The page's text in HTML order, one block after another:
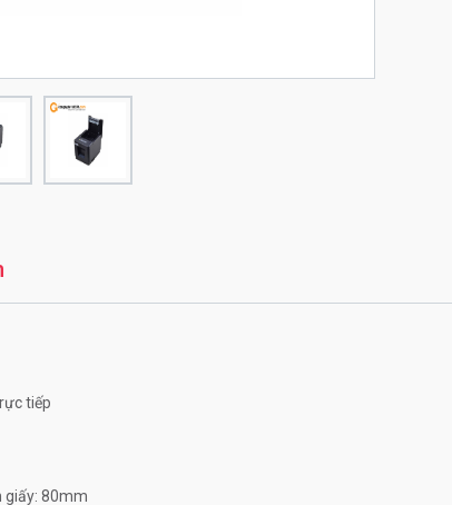
tiếp
giấy: 80mm